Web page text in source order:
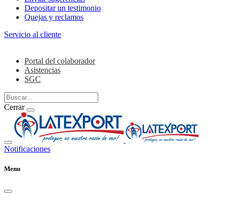
Depositar un testimonio
Quejas y reclamos
Servicio al cliente
Portal del colaborador
Asistencias
SGC
Cerrar
Notificaciones
Menu